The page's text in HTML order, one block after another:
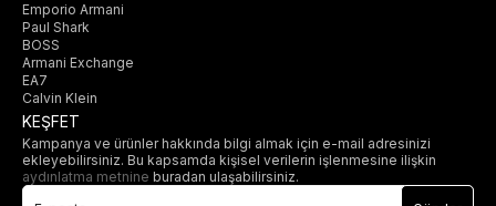
Emporio Armani
Paul Shark
BOSS
Armani Exchange
EA7
Calvin Klein
KEŞFET
Kampanya ve ürünler hakkında bilgi almak için e-mail adresinizi
ekleyebilirsiniz. Bu kapsamda kişisel verilerin işlenmesine ilişkin
aydınlatma metnine buradan ulaşabilirsiniz.